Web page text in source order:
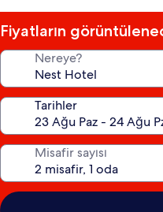
yeri
Fiyatların
Nereye?
Tarihler
Misafir sayısı